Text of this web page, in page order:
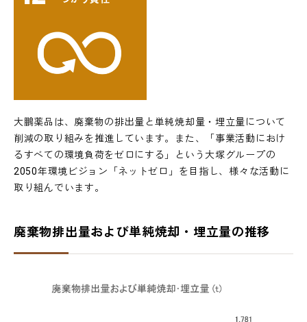
大鵬薬品は、廃棄物の排出量と単純焼却量・埋立量について
削減の取り組みを推進しています。また、「事業活動におけ
るすべての環境負荷をゼロにする」という大塚グループの
2050年環境ビジョン「ネットゼロ」を目指し、様々な活動に
取り組んでいます。
廃棄物排出量および単純焼却・埋立量の推移